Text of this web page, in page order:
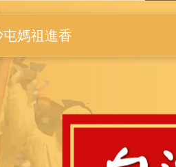
媽祖進香